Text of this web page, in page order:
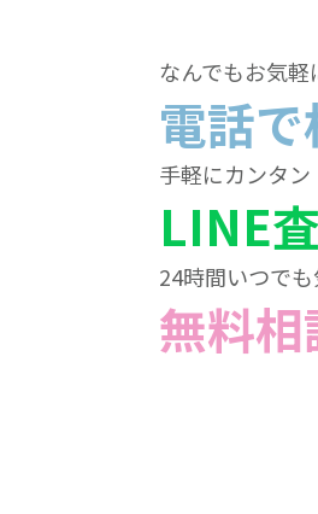
なんでもお気軽
電話
手軽にカンタン
LINE
24時間いつで
無料相